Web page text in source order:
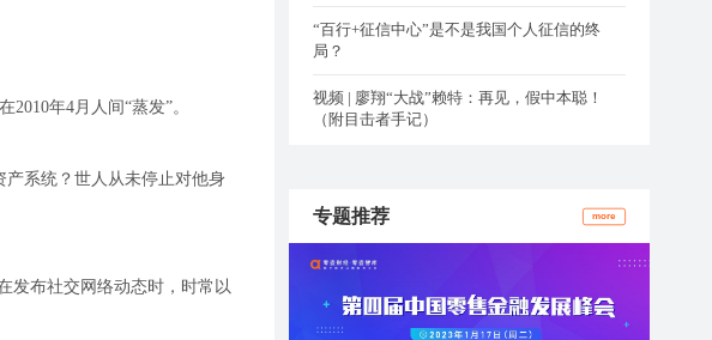
2010年4月人间“蒸发”。
产系统？世人从未停止对他身
发布社交网络动态时，时常以
“百行+征信中心”是不是我国个人征信的终
局？
视频 | 廖翔“大战”赖特：再见，假中本聪！
（附目击者手记）
专题推荐 more